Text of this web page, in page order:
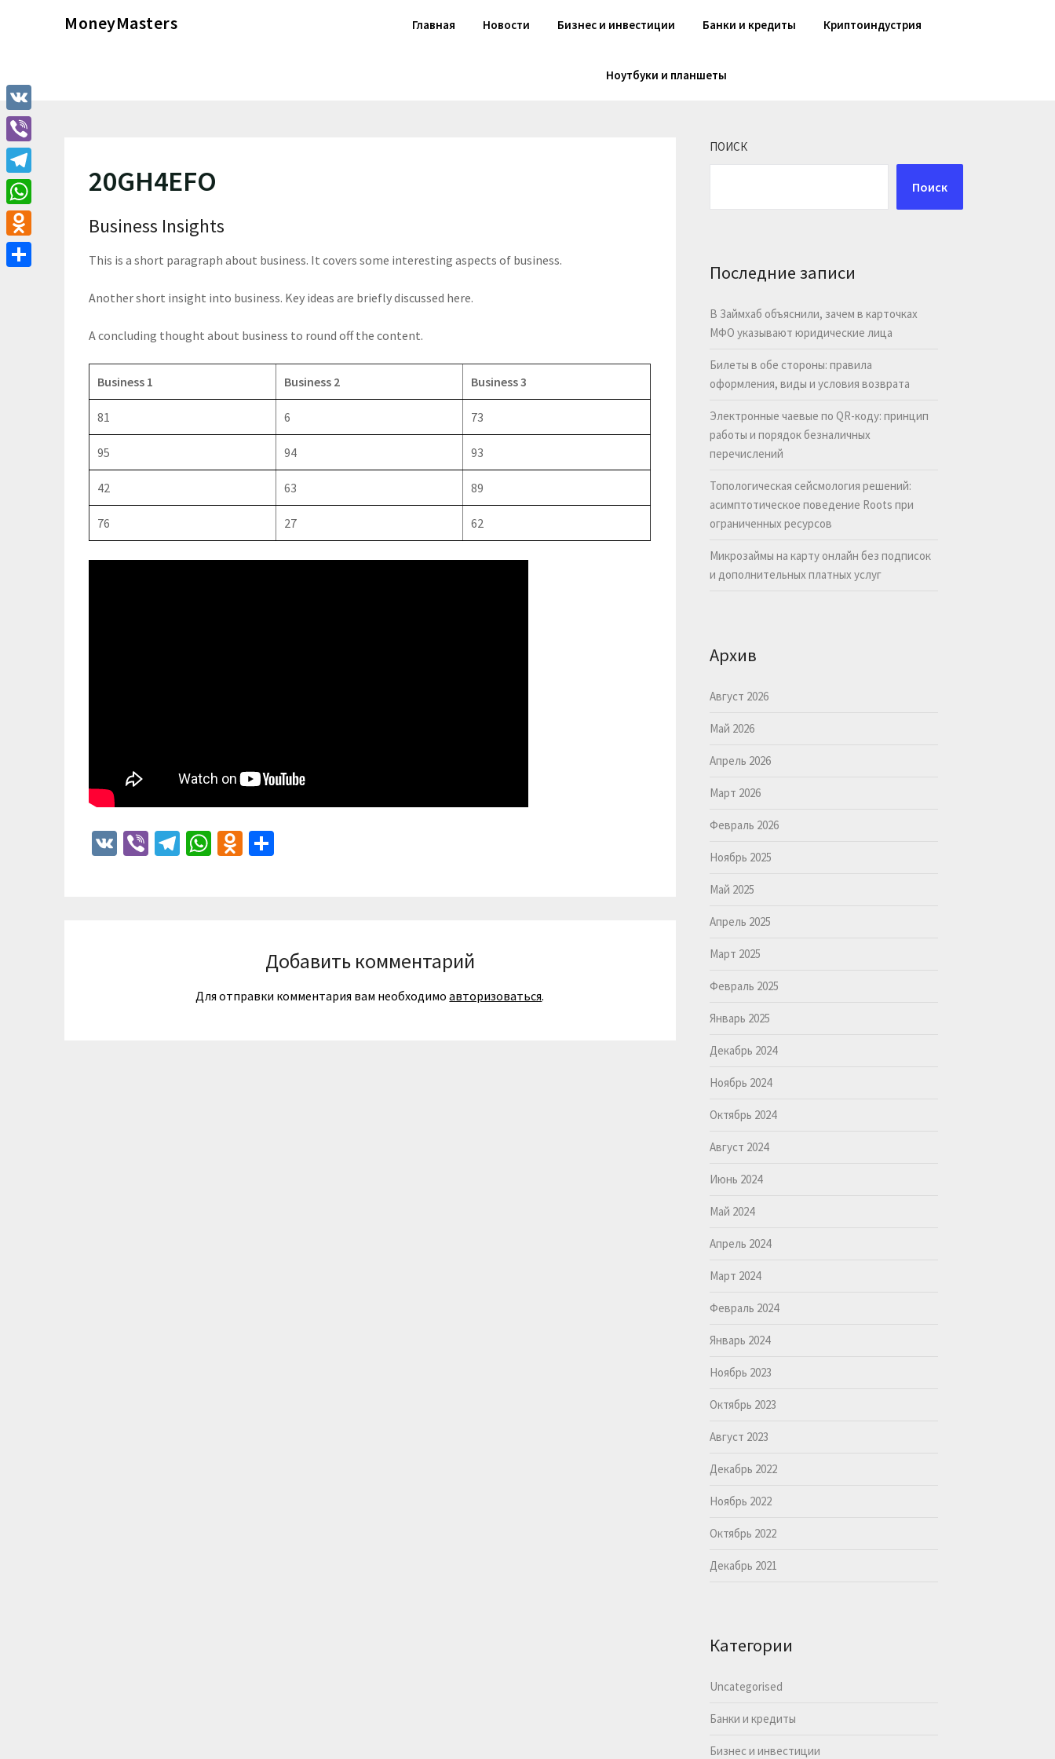
MoneyMasters Главная Новости Бизнес и инвестиции Банки и кредиты Криптоиндустрия
Ноутбуки и планшеты
20GH4EFO
Business Insights
This is a short paragraph about business. It covers some interesting aspects of business.
Another short insight into business. Key ideas are briefly discussed here.
A concluding thought about business to round off the content.
Business 1 Business 2 Business 3
81 6 73
95 94 93
42 63 89
76 27 62
VK ViberTelegram
WhatsApp
Odnoklassniki
Добавить комментарий
Для отправки комментария вам необходимоавторизоваться.
ПОИСК
Поиск
Последние записи
В Займхаб объяснили, зачем в карточках
МФО указывают юридические лица
Билеты в обе стороны: правила
оформления, виды и условия возврата
Электронные чаевые по QR-коду: принцип
работы и порядок безналичных
перечислений
Топологическая сейсмология решений:
асимптотическое поведение Roots при
ограниченных ресурсов
Микрозаймы на карту онлайн без подписок
и дополнительных платных услуг
Архив
Август 2026
Май 2026
Апрель 2026
Март 2026
Февраль 2026
Ноябрь 2025
Май 2025
Апрель 2025
Март 2025
Февраль 2025
Январь 2025
Декабрь 2024
Ноябрь 2024
Октябрь 2024
Август 2024
Июнь 2024
Май 2024
Апрель 2024
Март 2024
Февраль 2024
Январь 2024
Ноябрь 2023
Октябрь 2023
Август 2023
Декабрь 2022
Ноябрь 2022
Октябрь 2022
Декабрь 2021
Категории
Uncategorised
Банки и кредиты
Бизнес и инвестиции
VK
Viber
Telegram
WhatsApp
Odnoklassniki